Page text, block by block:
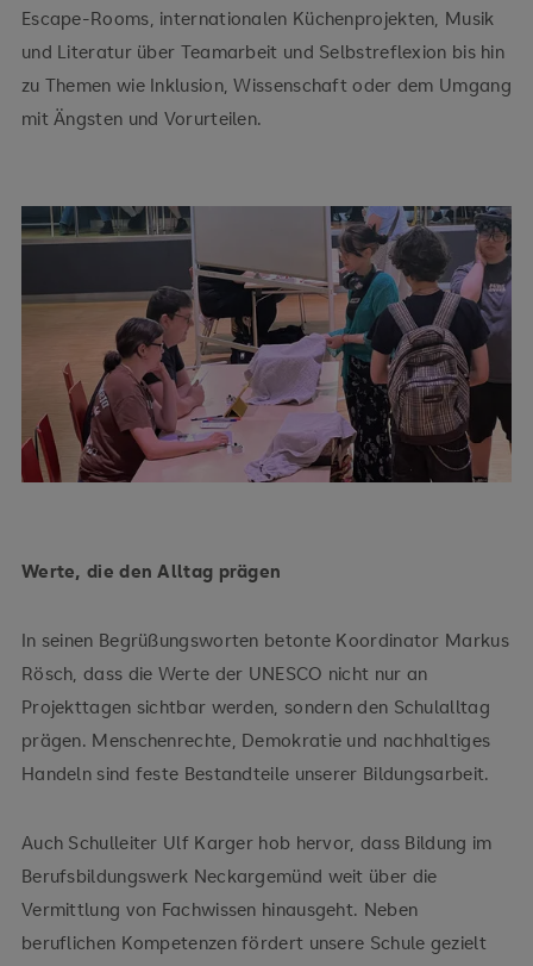
Escape-Rooms, internationalen Küchenprojekten, Musik
und Literatur über Teamarbeit und Selbstreflexion bis hin
zu Themen wie Inklusion, Wissenschaft oder dem Umgang
mit Ängsten und Vorurteilen.
Werte, die den Alltag prägen
In seinen Begrüßungsworten betonte Koordinator Markus
Rösch, dass die Werte der UNESCO nicht nur an
Projekttagen sichtbar werden, sondern den Schulalltag
prägen. Menschenrechte, Demokratie und nachhaltiges
Handeln sind feste Bestandteile unserer Bildungsarbeit.
Auch Schulleiter Ulf Karger hob hervor, dass Bildung im
Berufsbildungswerk Neckargemünd weit über die
Vermittlung von Fachwissen hinausgeht. Neben
beruflichen Kompetenzen fördert unsere Schule gezielt